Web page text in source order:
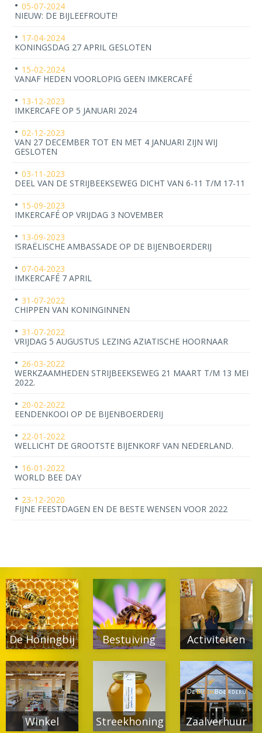
05-07-2024
NIEUW: DE BIJLEEFROUTE!
17-04-2024
KONINGSDAG 27 APRIL GESLOTEN
15-02-2024
VANAF HEDEN VOORLOPIG GEEN IMKERCAFÉ
13-12-2023
IMKERCAFE OP 5 JANUARI 2024
02-12-2023
VAN 27 DECEMBER TOT EN MET 4 JANUARI ZIJN WIJ
GESLOTEN
03-11-2023
DEEL VAN DE STRIJBEEKSEWEG DICHT VAN 6-11 T/M 17-11
15-09-2023
IMKERCAFÉ OP VRIJDAG 3 NOVEMBER
13-09-2023
ISRAËLISCHE AMBASSADE OP DE BIJENBOERDERIJ
07-04-2023
IMKERCAFÉ 7 APRIL
31-07-2022
CHIPPEN VAN KONINGINNEN
31-07-2022
VRIJDAG 5 AUGUSTUS LEZING AZIATISCHE HOORNAAR
26-03-2022
WERKZAAMHEDEN STRIJBEEKSEWEG 21 MAART T/M 13 MEI
2022.
20-02-2022
EENDENKOOI OP DE BIJENBOERDERIJ
22-01-2022
WELLICHT DE GROOTSTE BIJENKORF VAN NEDERLAND.
16-01-2022
WORLD BEE DAY
23-12-2020
FIJNE FEESTDAGEN EN DE BESTE WENSEN VOOR 2022
De Honingbij Bestuiving Activiteiten
Winkel Streekhoning Zaalverhuur